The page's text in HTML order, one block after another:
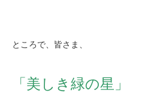
ところで、皆さま、
「美しき緑の星」